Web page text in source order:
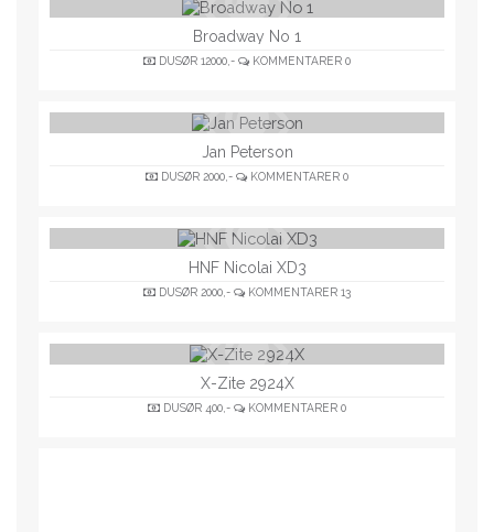
Broadway No 1
DUSØR 12000,- KOMMENTARER 0
Jan Peterson
DUSØR 2000,- KOMMENTARER 0
HNF Nicolai XD3
DUSØR 2000,- KOMMENTARER 13
X-Zite 2924X
DUSØR 400,- KOMMENTARER 0